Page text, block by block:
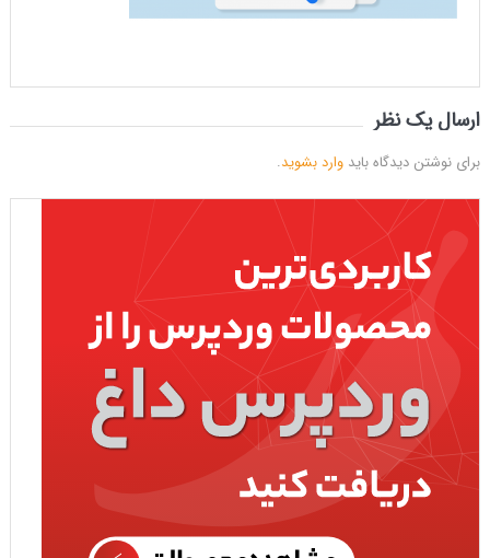
ارسال یک نظر
برای نوشتن دیدگاه باید وارد بشوید.